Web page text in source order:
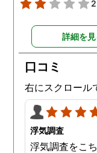
いう安心感が
む力を与えて
ます。 本当に
ざいました。
詳細を見
口コミ
右にスクロール
浮気調査
浮気調査をこ